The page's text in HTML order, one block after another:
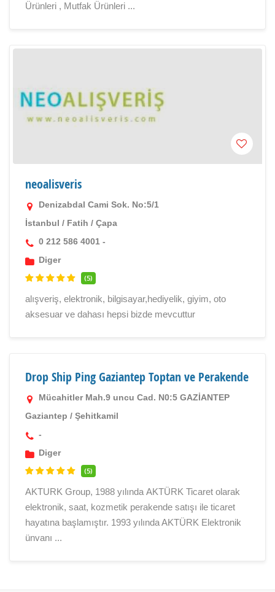
Ürünleri , Mutfak Ürünleri ...
neoalisveris
Denizabdal Cami Sok. No:5/1
İstanbul / Fatih / Çapa
0 212 586 4001 -
Diger
(5)
alışveriş, elektronik, bilgisayar,hediyelik, giyim, oto
aksesuar ve dahası hepsi bizde mevcuttur
Drop Ship Ping Gaziantep Toptan ve Perakende
Mücahitler Mah.9 uncu Cad. N0:5 GAZİANTEP
Gaziantep / Şehitkamil
-
Diger
(5)
AKTURK Group, 1988 yılında AKTÜRK Ticaret olarak
elektronik, saat, kozmetik perakende satışı ile ticaret
hayatına başlamıştır. 1993 yılında AKTÜRK Elektronik
ünvanı ...